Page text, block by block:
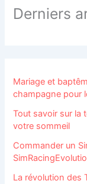
Derniers
Mariage et
champagne pour
Tout savoir sur la
votre sommeil
Commander un
La révolution des